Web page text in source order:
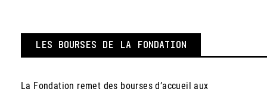
LES BOURSES DE LA FONDATION
La Fondation remet des bourses d’accueil aux